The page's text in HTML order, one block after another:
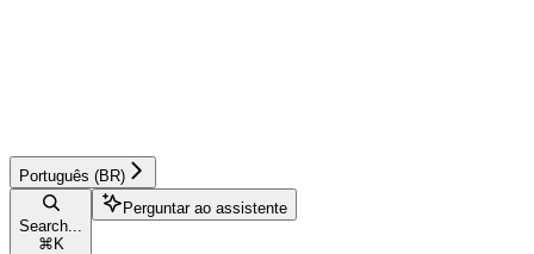
Português (BR)
Search...
⌘ K
Perguntar ao assistente